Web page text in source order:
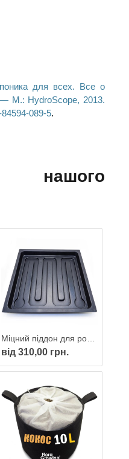
для всех. Все о
М.: HydroScope, 2013.
089-5.
нашого
від 310,00 грн.